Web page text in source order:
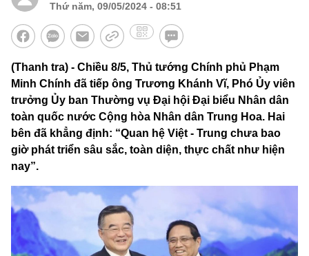
Thứ năm, 09/05/2024 - 08:51
(Thanh tra) - Chiều 8/5, Thủ tướng Chính phủ Phạm
Minh Chính đã tiếp ông Trương Khánh Vĩ, Phó Ủy viên
trưởng Ủy ban Thường vụ Đại hội Đại biểu Nhân dân
toàn quốc nước Cộng hòa Nhân dân Trung Hoa. Hai
bên đã khẳng định: “Quan hệ Việt - Trung chưa bao
giờ phát triển sâu sắc, toàn diện, thực chất như hiện
nay”.